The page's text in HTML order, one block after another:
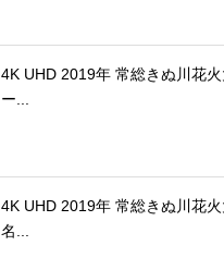
4K UHD 2019年 常総きぬ川花
ー...
4K UHD 2019年 常総きぬ川花
名...